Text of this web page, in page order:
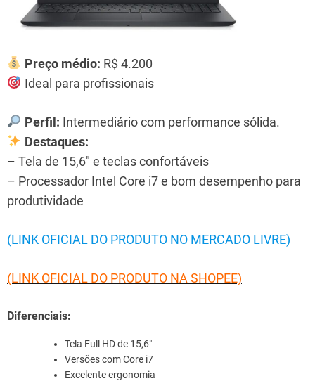
Preço médio: R$ 4.200
Ideal para profissionais
Perfil: Intermediário com performance sólida.
Destaques:
– Tela de 15,6″ e teclas confortáveis
– Processador Intel Core i7 e bom desempenho para
produtividade
(LINK OFICIAL DO PRODUTO NO MERCADO LIVRE)
(LINK OFICIAL DO PRODUTO NA SHOPEE)
Diferenciais:
Tela Full HD de 15,6″
Versões com Core i7
Excelente ergonomia